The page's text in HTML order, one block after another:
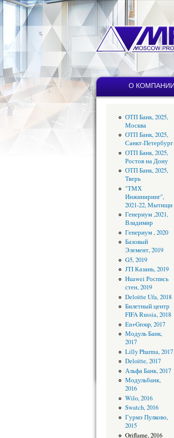
MPDG
Строительная
компания
Главное менюО КОМПАНИИ
ОТП Банк, 2025,
Москва
ОТП Банк, 2025,
Санкт-Петербург
ОТП Банк, 2025,
Ростов на Дону
ОТП Банк, 2025,
Тверь
"ТМХ
Инжиниринг",
2021-22, Мытищи
Генериум ,2021,
Владимир
Генериум , 2020
Базовый
Элемент, 2019
G5, 2019
JTI Казань, 2019
Huawei Роспись
стен, 2019
Deloitte Ufa, 2018
Билетный центр
FIFA Russia, 2018
En+Group, 2017
Модуль Банк,
2017
Lilly Pharma, 2017
Deloitte, 2017
Альфа Банк, 2017
Модульбанк,
2016
Wilo, 2016
Swatch, 2016
Гурмэ Пулково,
2015
Oriflame, 2016